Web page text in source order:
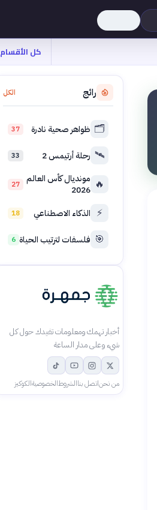
كل الأقسام
رائج الكل
🗂️ ظواهر صحية نادرة 37
🛰️ رحلة أرتيمس 2 33
🔥 مونديال كأس العالم
2026
27
⚡ الذكاء الاصطناعي 18
🎯 فلسفات لترتيب الحياة 6
أخبار تهمك ومعلومات تفيدك حول كل
شيء وعلى مدار الساعة
من نحناتصل بناالشروطالخصوصيةالكوكيز